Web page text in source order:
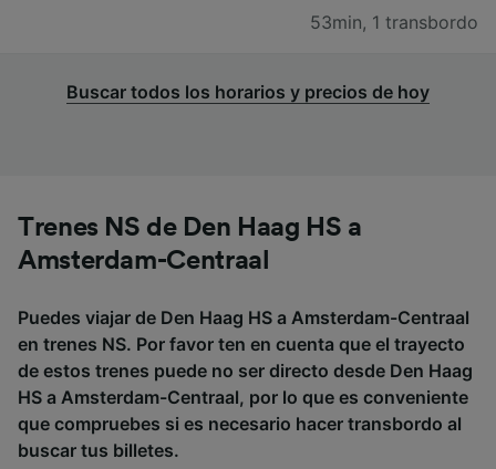
53min, 1 transbordo
Buscar todos los horarios y precios de hoy
Trenes NS de Den Haag HS a
Amsterdam-Centraal
Puedes viajar de Den Haag HS a Amsterdam-Centraal
en trenes NS. Por favor ten en cuenta que el trayecto
de estos trenes puede no ser directo desde Den Haag
HS a Amsterdam-Centraal, por lo que es conveniente
que compruebes si es necesario hacer transbordo al
buscar tus billetes.